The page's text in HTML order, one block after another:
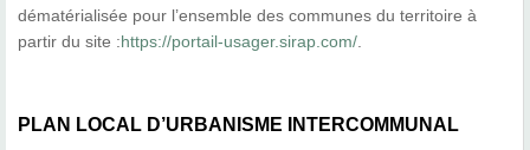
dématérialisée pour l’ensemble des communes du territoire à
partir du site :https://portail-usager.sirap.com/
PLAN LOCAL D’URBANISME INTERCOMMUNAL